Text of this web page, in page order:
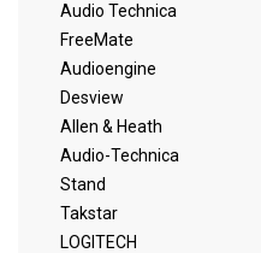
Audio Technica
FreeMate
Audioengine
Desview
Allen & Heath
Audio-Technica
Stand
Takstar
LOGITECH